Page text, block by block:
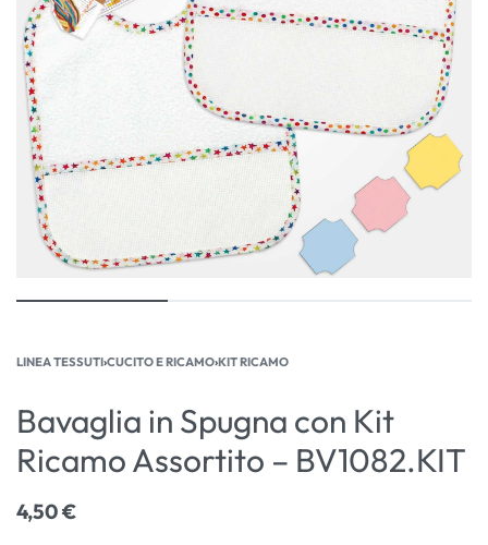
LINEA TESSUTI›CUCITO E RICAMO›KIT RICAMO
Bavaglia in Spugna con Kit
Ricamo Assortito – BV1082.KIT
4,50€